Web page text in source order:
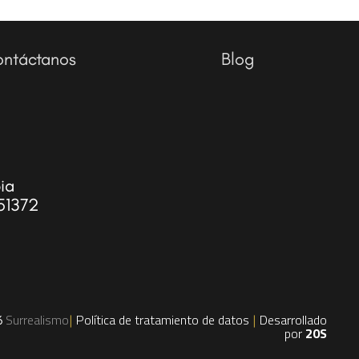
Blog
Surrealismo| Política de tratamiento de datos | Desarrollado
por 20S